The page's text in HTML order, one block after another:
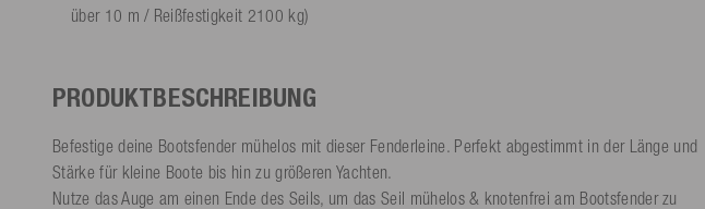
über 10 m / Reißfestigkeit 2100 kg)
PRODUKTBESCHREIBUNG
Befestige deine Bootsfender mühelos mit dieser Fenderleine. Perfekt abgestimmt in der Länge und
Stärke für kleine Boote bis hin zu größeren Yachten.
Nutze das Auge am einen Ende des Seils, um das Seil mühelos & knotenfrei am Bootsfender zu